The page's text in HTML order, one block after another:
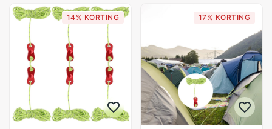
14% KORTING 17% KORTING